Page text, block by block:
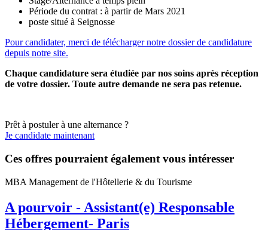
Période du contrat : à partir de Mars 2021
poste situé à Seignosse
Pour candidater, merci de télécharger notre dossier de candidature
depuis notre site.
Chaque candidature sera étudiée par nos soins après réception
de votre dossier. Toute autre demande ne sera pas retenue.
Prêt à postuler à une alternance ?
Je candidate maintenant
Ces offres pourraient également vous intéresser
MBA Management de l'Hôtellerie & du Tourisme
A pourvoir - Assistant(e) Responsable
Hébergement- Paris